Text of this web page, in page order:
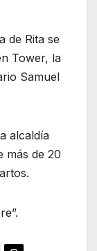
de Rita se
Tower, la
Samuel
alcaldía
más de 20